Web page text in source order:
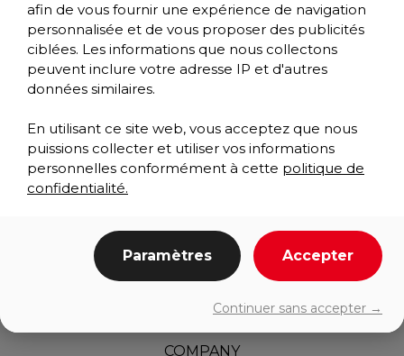
WALK N CLEAN
Speciality
Other Collection
HOME
PRODUCTS
COMPANY
afin de vous fournir une expérience de navigation
personnalisée et de vous proposer des publicités
ciblées. Les informations que nous collectons
peuvent inclure votre adresse IP et d'autres
données similaires.
En utilisant ce site web, vous acceptez que nous
puissions collecter et utiliser vos informations
personnelles conformément à cette politique de
confidentialité.
Paramètres Accepter
Continuer sans accepter →